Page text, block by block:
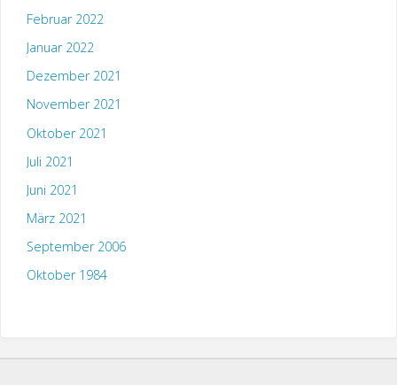
Februar 2022
Januar 2022
Dezember 2021
November 2021
Oktober 2021
Juli 2021
Juni 2021
März 2021
September 2006
Oktober 1984